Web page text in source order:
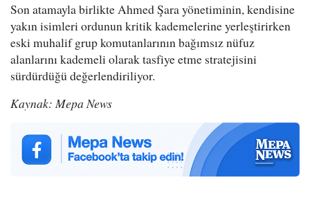
Son atamayla birlikte Ahmed Şara yönetiminin, kendisine
yakın isimleri ordunun kritik kademelerine yerleştirirken
eski muhalif grup komutanlarının bağımsız nüfuz
alanlarını kademeli olarak tasfiye etme stratejisini
sürdürdüğü değerlendiriliyor.
Kaynak: Mepa News